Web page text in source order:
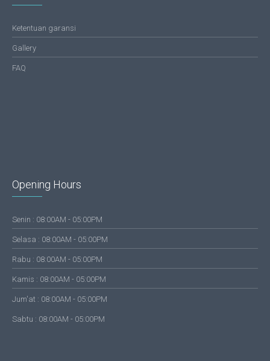
Ketentuan garansi
Gallery
FAQ
Opening Hours
Senin : 08:00AM - 05:00PM
Selasa : 08:00AM - 05:00PM
Rabu : 08:00AM - 05:00PM
Kamis : 08:00AM - 05:00PM
Jum'at : 08:00AM - 05:00PM
Sabtu : 08:00AM - 05:00PM